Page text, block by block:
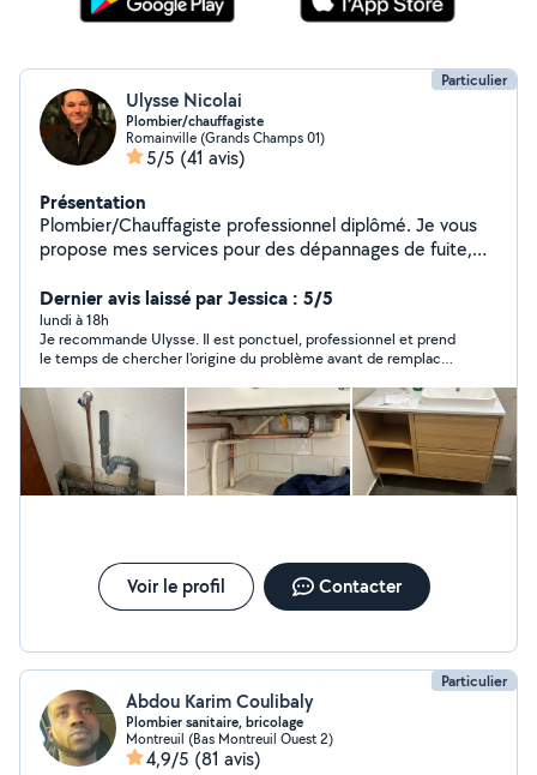
Particulier
Ulysse Nicolai
Plombier/chauffagiste
Romainville (Grands Champs 01)
5/5 (41 avis)
Présentation
Plombier/Chauffagiste professionnel diplômé. Je vous
propose mes services pour des dépannages de fuite,
installations comme des ballons, chaudière, lavabo,
Dernier avis laissé par Jessica : 5/5
lundi à 18h
Je recommande Ulysse. Il est ponctuel, professionnel et prend
le temps de chercher l'origine du problème avant de remplacer
a trouvé une solution qui a permis de retrouver un bon débit
d'eau chaude, sans me faire remplacer le chauffe-eau
inutilement. Il explique bien ce qu'il fait et est de bon conseil.
Merci pour votre sérieux et votre efficacité !
Voir le profil Contacter
Particulier
Abdou Karim Coulibaly
Plombier sanitaire, bricolage
Montreuil (Bas Montreuil Ouest 2)
4,9/5 (81 avis)